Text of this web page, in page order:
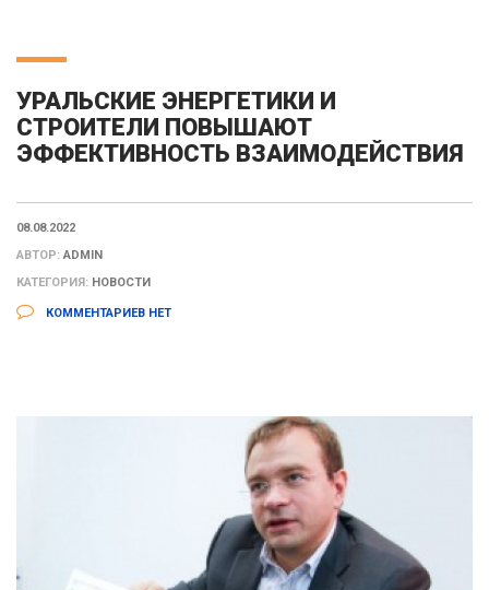
УРАЛЬСКИЕ ЭНЕРГЕТИКИ И
СТРОИТЕЛИ ПОВЫШАЮТ
ЭФФЕКТИВНОСТЬ ВЗАИМОДЕЙСТВИЯ
08.08.2022
АВТОР:ADMIN
КАТЕГОРИЯ: НОВОСТИ
КОММЕНТАРИЕВ НЕТ